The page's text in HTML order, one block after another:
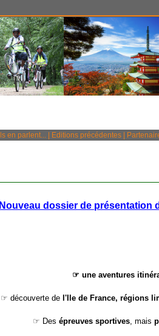
Ils en parlent... Editions précédentes
Nouveau dossier de présentation
☞ une aventures
☞ découverte del'Ile de France, régions
☞ Des épreuves sportives, mais